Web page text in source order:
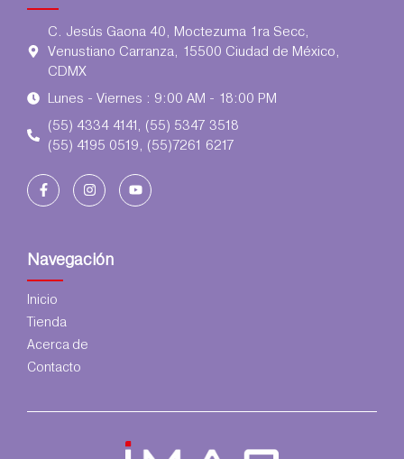
C. Jesús Gaona 40, Moctezuma 1ra Secc,
Venustiano Carranza, 15500 Ciudad de México,
CDMX
Lunes - Viernes : 9:00 AM - 18:00 PM
(55) 4334 4141, (55) 5347 3518
(55) 4195 0519, (55)7261 6217
Navegación
Inicio
Tienda
Acerca de
Contacto